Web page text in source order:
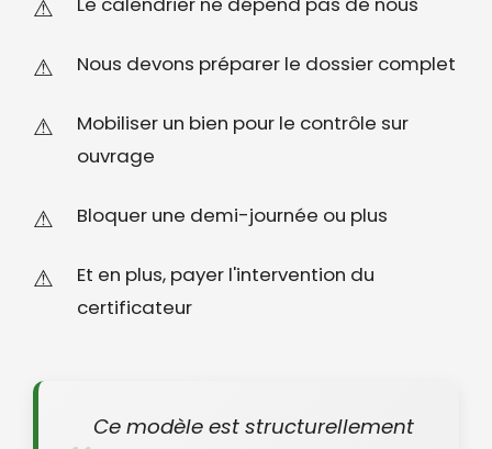
Nous devons préparer le dossier complet
Mobiliser un bien pour le contrôle sur
ouvrage
Bloquer une demi-journée ou plus
Et en plus, payer l'intervention du
certificateur
Ce modèle est structurellement